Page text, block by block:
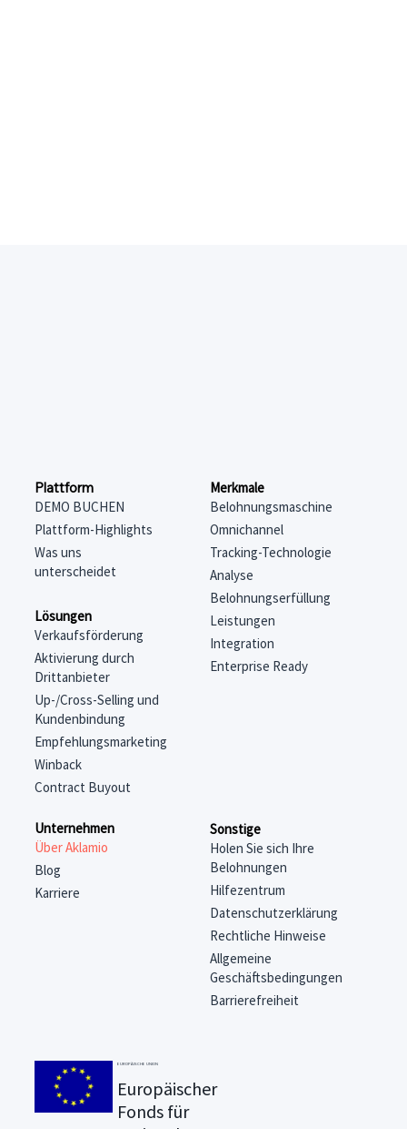
Plattform
DEMO BUCHEN
Plattform-Highlights
Was uns
unterscheidet
Lösungen
Verkaufsförderung
Aktivierung durch
Drittanbieter
Up-/Cross-Selling und
Kundenbindung
Empfehlungsmarketing
Winback
Contract Buyout
Merkmale
Belohnungsmaschine
Omnichannel
Tracking-Technologie
Analyse
Belohnungserfüllung
Leistungen
Integration
Enterprise Ready
Unternehmen
Über Aklamio
Blog
Karriere
Sonstige
Holen Sie sich Ihre
Belohnungen
Hilfezentrum
Datenschutzerklärung
Rechtliche Hinweise
Allgemeine
Geschäftsbedingungen
Barrierefreiheit
EUROPÄISCHE UNION
Europäischer
Fonds für